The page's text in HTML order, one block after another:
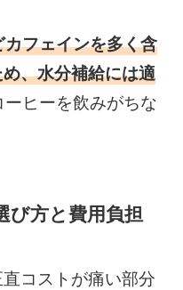
フェインを多く含
、水分補給には適
ヒーを飲みがちな
び方と費用負担
コストが痛い部分